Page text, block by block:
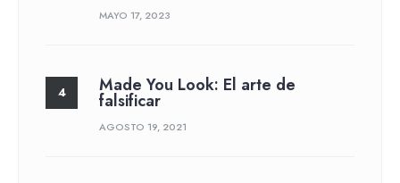
MAYO 17, 2023
Made You Look: El arte de
falsificar
AGOSTO 19, 2021